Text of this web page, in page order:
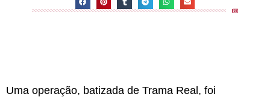
Uma operação, batizada de Trama Real, foi